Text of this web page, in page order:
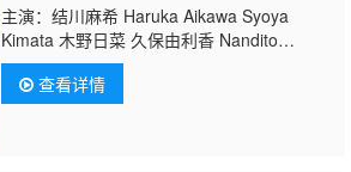
主演：结川麻希 Haruka Aikawa Syoya
Kimata 木野日菜 久保由利香 Nandito
Hidayattullah Putra 西野七濑 Kazumi
Takayama 内村光良 上田丽奈 羊宫妃那
查看详情